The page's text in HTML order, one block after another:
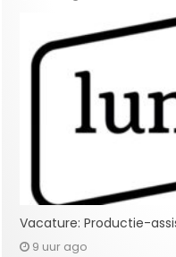
Vacature: Productie-
9 uur ago